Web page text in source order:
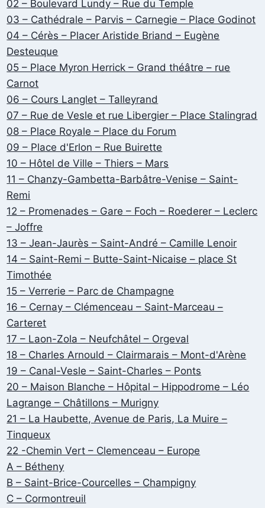
02 – Boulevard Lundy – Rue du Temple
03 – Cathédrale – Parvis – Carnegie – Place Godinot
04 – Cérès – Placer Aristide Briand – Eugène
Desteuque
05 – Place Myron Herrick – Grand théâtre – rue
Carnot
06 – Cours Langlet – Talleyrand
07 – Rue de Vesle et rue Libergier – Place Stalingrad
08 – Place Royale – Place du Forum
09 – Place d'Erlon – Rue Buirette
10 – Hôtel de Ville – Thiers – Mars
11 – Chanzy-Gambetta-Barbâtre-Venise – Saint-
Remi
12 – Promenades – Gare – Foch – Roederer – Leclerc
– Joffre
13 – Jean-Jaurès – Saint-André – Camille Lenoir
14 – Saint-Remi – Butte-Saint-Nicaise – place St
Timothée
15 – Verrerie – Parc de Champagne
16 – Cernay – Clémenceau – Saint-Marceau –
Carteret
17 – Laon-Zola – Neufchâtel – Orgeval
18 – Charles Arnould – Clairmarais – Mont-d'Arène
19 – Canal-Vesle – Saint-Charles – Ponts
20 – Maison Blanche – Hôpital – Hippodrome – Léo
Lagrange – Châtillons – Murigny
21 – La Haubette, Avenue de Paris, La Muire –
Tinqueux
22 -Chemin Vert – Clemenceau – Europe
A – Bétheny
B – Saint-Brice-Courcelles – Champigny
C – Cormontreuil